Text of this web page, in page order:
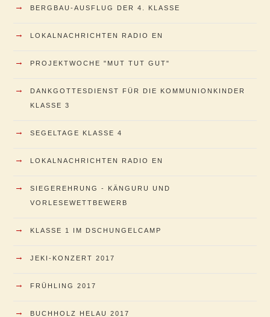
→ BERGBAU-AUSFLUG DER 4. KLASSE
→ LOKALNACHRICHTEN RADIO EN
→ PROJEKTWOCHE "MUT TUT GUT"
→
DANKGOTTESDIENST FÜR DIE KOMMUNIONKINDER
KLASSE 3
→ SEGELTAGE KLASSE 4
→ LOKALNACHRICHTEN RADIO EN
→
SIEGEREHRUNG - KÄNGURU UND
VORLESEWETTBEWERB
→ KLASSE 1 IM DSCHUNGELCAMP
→ JEKI-KONZERT 2017
→ FRÜHLING 2017
→ BUCHHOLZ HELAU 2017